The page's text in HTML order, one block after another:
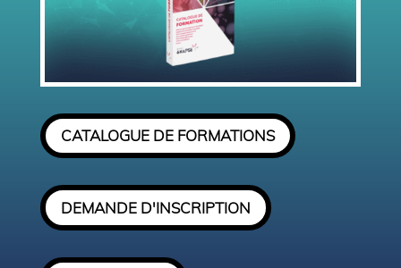
CATALOGUE DE FORMATIONS
DEMANDE D'INSCRIPTION